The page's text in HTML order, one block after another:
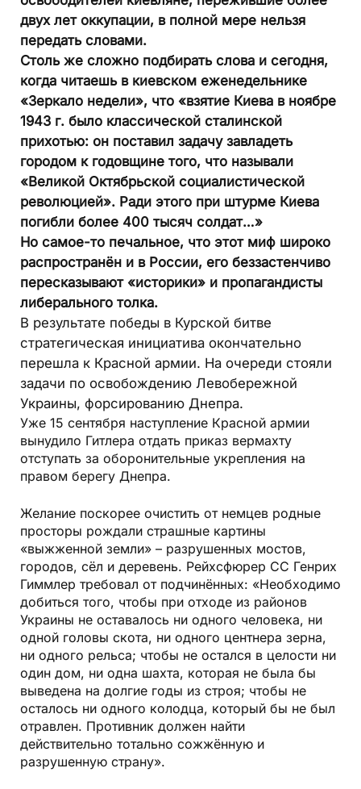
двух лет оккупации, в полной мере нельзя
передать словами.
Столь же сложно подбирать слова и сегодня,
когда читаешь в киевском еженедельнике
«Зеркало недели», что «взятие Киева в ноябре
1943 г. было классической сталинской
прихотью: он поставил задачу завладеть
городом к годовщине того, что называли
«Великой Октябрьской социалистической
революцией». Ради этого при штурме Киева
погибли более 400 тысяч солдат…»
Но самое-то печальное, что этот миф широко
распространён и в России, его беззастенчиво
пересказывают «историки» и пропагандисты
либерального толка.
В результате победы в Курской битве
стратегическая инициатива окончательно
перешла к Красной армии. На очереди стояли
задачи по освобождению Левобережной
Украины, форсированию Днепра.
Уже 15 сентября наступление Красной армии
вынудило Гитлера отдать приказ вермахту
отступать за оборонительные укрепления на
правом берегу Днепра.
Желание поскорее очистить от немцев родные
просторы рождали страшные картины
«выжженной земли» – разрушенных мостов,
городов, сёл и деревень. Рейхсфюрер СС Генрих
Гиммлер требовал от подчинённых: «Необходимо
добиться того, чтобы при отходе из районов
Украины не оставалось ни одного человека, ни
одной головы скота, ни одного центнера зерна,
ни одного рельса; чтобы не остался в целости ни
один дом, ни одна шахта, которая не была бы
выведена на долгие годы из строя; чтобы не
осталось ни одного колодца, который бы не был
отравлен. Противник должен найти
действительно тотально сожжённую и
разрушенную страну».